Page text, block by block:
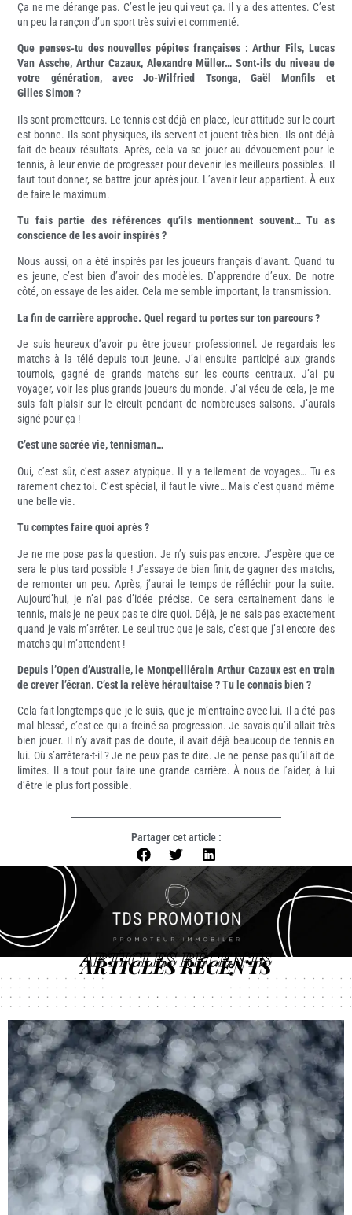
Ça ne me dérange pas. C’est le jeu qui veut ça. Il y a des attentes. C’est
un peu la rançon d’un sport très suivi et commenté.
Que penses-tu des nouvelles pépites françaises : Arthur Fils, Lucas
Van Assche, Arthur Cazaux, Alexandre Müller… Sont-ils du niveau de
votre génération, avec Jo-Wilfried Tsonga, Gaël Monfils et
Gilles Simon ?
Ils sont prometteurs. Le tennis est déjà en place, leur attitude sur le court
est bonne. Ils sont physiques, ils servent et jouent très bien. Ils ont déjà
fait de beaux résultats. Après, cela va se jouer au dévouement pour le
tennis, à leur envie de progresser pour devenir les meilleurs possibles. Il
faut tout donner, se battre jour après jour. L’avenir leur appartient. À eux
de faire le maximum.
Tu fais partie des références qu’ils mentionnent souvent… Tu as
conscience de les avoir inspirés ?
Nous aussi, on a été inspirés par les joueurs français d’avant. Quand tu
es jeune, c’est bien d’avoir des modèles. D’apprendre d’eux. De notre
côté, on essaye de les aider. Cela me semble important, la transmission.
La fin de carrière approche. Quel regard tu portes sur ton parcours ?
Je suis heureux d’avoir pu être joueur professionnel. Je regardais les
matchs à la télé depuis tout jeune. J’ai ensuite participé aux grands
tournois, gagné de grands matchs sur les courts centraux. J’ai pu
voyager, voir les plus grands joueurs du monde. J’ai vécu de cela, je me
suis fait plaisir sur le circuit pendant de nombreuses saisons. J’aurais
signé pour ça !
C’est une sacrée vie, tennisman…
Oui, c’est sûr, c’est assez atypique. Il y a tellement de voyages… Tu es
rarement chez toi. C’est spécial, il faut le vivre… Mais c’est quand même
une belle vie.
Tu comptes faire quoi après ?
Je ne me pose pas la question. Je n’y suis pas encore. J’espère que ce
sera le plus tard possible ! J’essaye de bien finir, de gagner des matchs,
de remonter un peu. Après, j’aurai le temps de réfléchir pour la suite.
Aujourd’hui, je n’ai pas d’idée précise. Ce sera certainement dans le
tennis, mais je ne peux pas te dire quoi. Déjà, je ne sais pas exactement
quand je vais m’arrêter. Le seul truc que je sais, c’est que j’ai encore des
matchs qui m’attendent !
Depuis l’Open d’Australie, le Montpelliérain Arthur Cazaux est en train
de crever l’écran. C’est la relève héraultaise ? Tu le connais bien ?
Cela fait longtemps que je le suis, que je m’entraîne avec lui. Il a été pas
mal blessé, c’est ce qui a freiné sa progression. Je savais qu’il allait très
bien jouer. Il n’y avait pas de doute, il avait déjà beaucoup de tennis en
lui. Où s’arrêtera-t-il ? Je ne peux pas te dire. Je ne pense pas qu’il ait de
limites. Il a tout pour faire une grande carrière. À nous de l’aider, à lui
d’être le plus fort possible.
Partager cet article :
ARTICLES RÉCENTS
ARTICLES RÉCENTS